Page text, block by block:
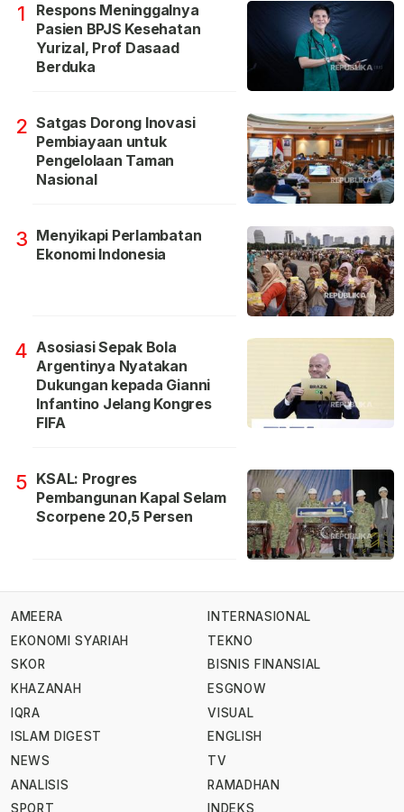
1
Respons Meninggalnya
Pasien BPJS Kesehatan
Yurizal, Prof Dasaad
Berduka
2 Satgas Dorong Inovasi
Pembiayaan untuk
Pengelolaan Taman
Nasional
3 Menyikapi Perlambatan
Ekonomi Indonesia
4 Asosiasi Sepak Bola
Argentinya Nyatakan
Dukungan kepada Gianni
Infantino Jelang Kongres
FIFA
5 KSAL: Progres
Pembangunan Kapal Selam
Scorpene 20,5 Persen
AMEERA
EKONOMI SYARIAH
SKOR
KHAZANAH
IQRA
ISLAM DIGEST
NEWS
ANALISIS
SPORT
INTERNASIONAL
TEKNO
BISNIS FINANSIAL
ESGNOW
VISUAL
ENGLISH
TV
RAMADHAN
INDEKS